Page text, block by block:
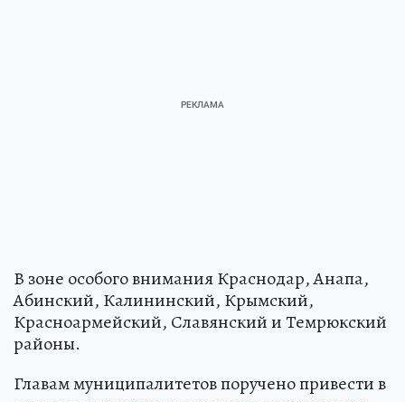
В зоне особого внимания Краснодар, Анапа,
Абинский, Калининский, Крымский,
Красноармейский, Славянский и Темрюкский
районы.
Главам муниципалитетов поручено привести в